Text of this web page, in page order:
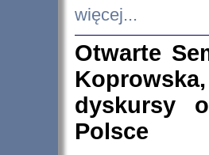
więcej...
Otwarte
dyskursy
Polsce